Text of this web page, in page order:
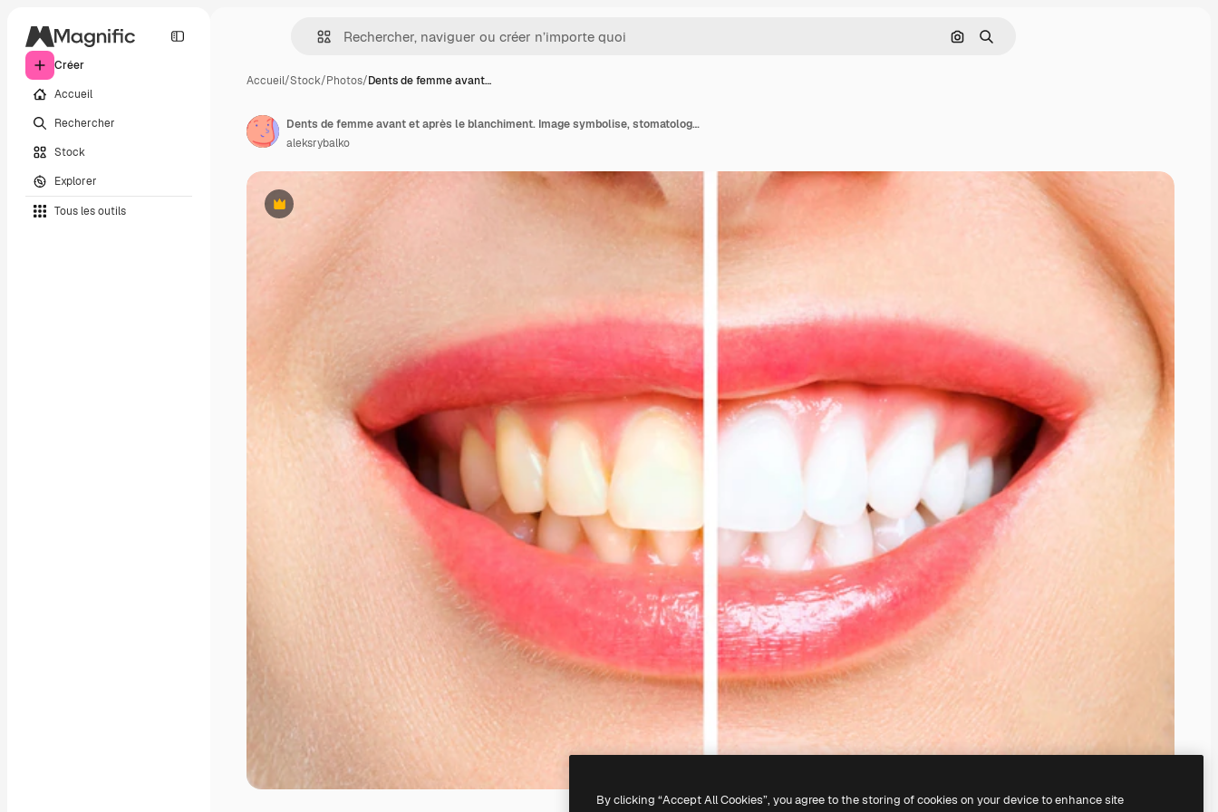
Créer
Accueil
Rechercher
Stock
Explorer
Tous les outils
Rechercher par image
Rechercher
Accueil/Stock/Photos/Dents de femme avant…
Premium
Dents de femme avant et après le blanchiment. Image symbolise, stomatologie
aleksrybalko
By clicking “Accept All Cookies”, you agree to the storing of cookies on your device to enhance site